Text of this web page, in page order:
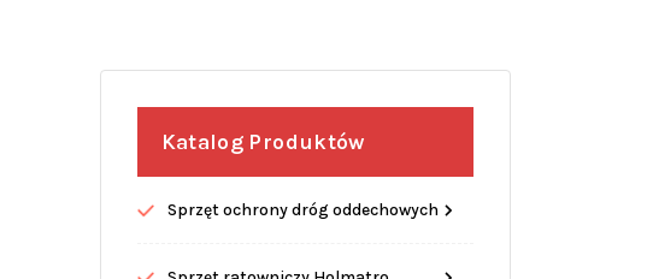
Katalog Produktów
Sprzęt ochrony dróg oddechowych